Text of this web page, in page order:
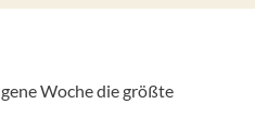
Woche die größte